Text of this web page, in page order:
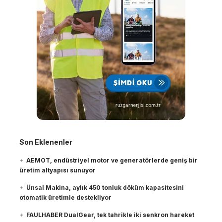
Son Eklenenler
AEMOT, endüstriyel motor ve generatörlerde geniş bir
üretim altyapısı sunuyor
Ünsal Makina, aylık 450 tonluk döküm kapasitesini
otomatik üretimle destekliyor
FAULHABER DualGear, tek tahrikle iki senkron hareket